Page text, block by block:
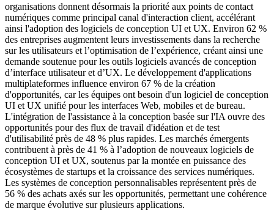
organisations donnent désormais la priorité aux points de contact
numériques comme principal canal d'interaction client, accélérant
ainsi l'adoption des logiciels de conception UI et UX. Environ 62 %
des entreprises augmentent leurs investissements dans la recherche
sur les utilisateurs et l’optimisation de l’expérience, créant ainsi une
demande soutenue pour les outils logiciels avancés de conception
d’interface utilisateur et d’UX. Le développement d'applications
multiplateformes influence environ 67 % de la création
d'opportunités, car les équipes ont besoin d'un logiciel de conception
UI et UX unifié pour les interfaces Web, mobiles et de bureau.
L'intégration de l'assistance à la conception basée sur l'IA ouvre des
opportunités pour des flux de travail d'idéation et de test
d'utilisabilité près de 48 % plus rapides. Les marchés émergents
contribuent à près de 41 % à l’adoption de nouveaux logiciels de
conception UI et UX, soutenus par la montée en puissance des
écosystèmes de startups et la croissance des services numériques.
Les systèmes de conception personnalisables représentent près de
56 % des achats axés sur les opportunités, permettant une cohérence
de marque évolutive sur plusieurs applications.